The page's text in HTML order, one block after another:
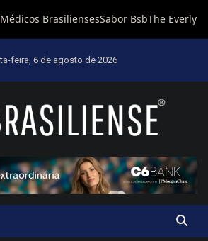
feira, 6 de agosto de 2026
notícias que trabalha por Brasília